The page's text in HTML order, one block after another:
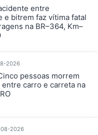
entre
e bitrem faz vítima fatal
na BR–364, Km–
2026
pessoas morrem
carro e carreta na
2026